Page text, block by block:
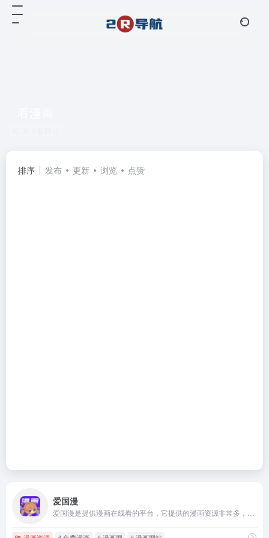
排序 发布 更新 浏览 点赞
爱国漫